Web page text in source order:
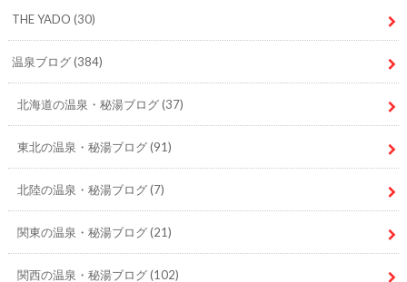
THE YADO (30)
温泉ブログ(384)
北海道の温泉・秘湯ブログ(37)
東北の温泉・秘湯ブログ(91)
北陸の温泉・秘湯ブログ(7)
関東の温泉・秘湯ブログ(21)
関西の温泉・秘湯ブログ(102)